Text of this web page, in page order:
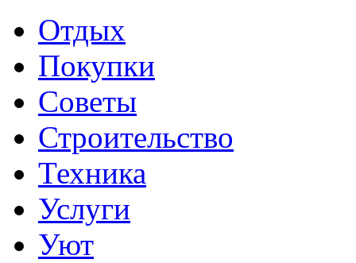
Отдых
Покупки
Советы
Строительство
Техника
Услуги
Уют